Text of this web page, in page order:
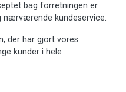
bag forretningen er
nærværende kundeservice.
der har gjort vores
kunder i hele